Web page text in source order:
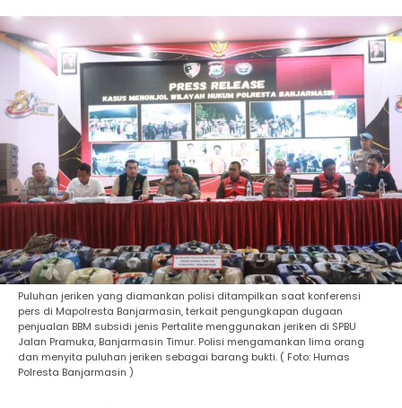
Puluhan jeriken yang diamankan polisi ditampilkan saat konferensi
pers di Mapolresta Banjarmasin, terkait pengungkapan dugaan
penjualan BBM subsidi jenis Pertalite menggunakan jeriken di SPBU
Jalan Pramuka, Banjarmasin Timur. Polisi mengamankan lima orang
dan menyita puluhan jeriken sebagai barang bukti. ( Foto: Humas
Polresta Banjarmasin )